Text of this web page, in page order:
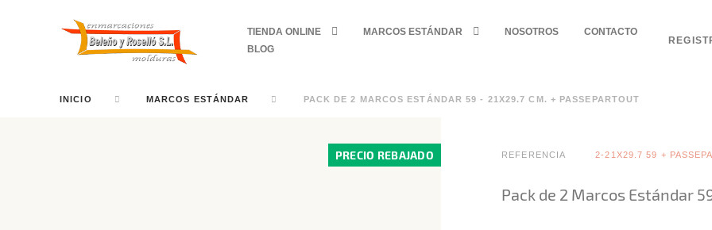
TIENDA ONLINE MARCOS ESTÁNDAR NOSOTROS
CONTACTO
BLOG
INICIO MARCOS ESTÁNDAR PACK DE 2 MARCOS ESTÁNDAR 59 - 21X29.7 CM. + PASSEPARTOUT
PRECIO REBAJADO REFERENCIA 2-21X29.7 59 +
Pack de 2 Marcos Estándar